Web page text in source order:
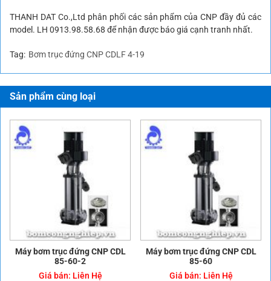
THANH DAT Co.,Ltd phân phối các sản phẩm của CNP đầy đủ các
model. LH 0913.98.58.68 để nhận được báo giá cạnh tranh nhất.
Tag: Bơm trục đứng CNP CDLF 4-19
Sản phẩm cùng loại
Máy bơm trục đứng CNP CDL
85-60-2
Giá bán: Liên Hệ
Máy bơm trục đứng CNP CDL
85-60
Giá bán: Liên Hệ